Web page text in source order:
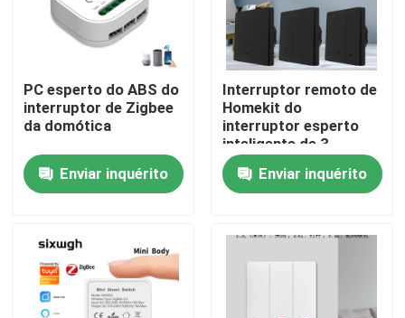
Contacte-nos
Peça umas citações
Interruptor esperto de Homekit
Interruptor Inteligente Zigbee
PC esperto do ABS do
interruptor de Zigbee
da domótica
Enviar inquérito
Interruptor remoto de
Homekit do
interruptor esperto
inteligente de 3
maneiras
Enviar inquérito